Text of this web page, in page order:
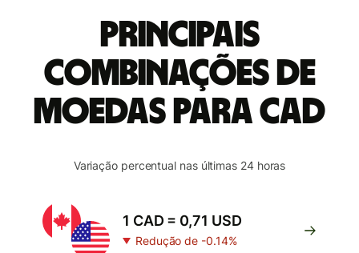
Principais
combinações de
moedas para CAD
Variação percentual nas últimas 24 horas
1 CAD = 0,71 USD
Redução de -0.14%